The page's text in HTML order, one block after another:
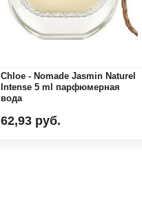
Chloe - Nomade Jasmin Naturel
Intense 5 ml парфюмерная
вода
62,93 руб.